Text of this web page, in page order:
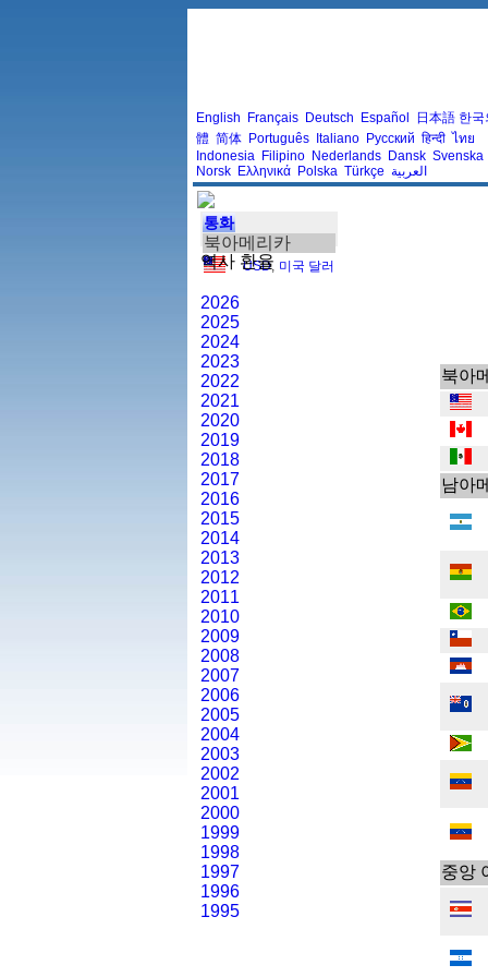
English Français Deutsch Español 日本語 한국
體 简体 Português Italiano Русский हिन्दी ไทย
Indonesia Filipino Nederlands Dansk Svenska
Norsk Ελληνικά Polska Türkçe العربية
통화
북아메리카
USD, 미국 달러
역사 환율
2026
2025
2024
2023
2022
2021
2020
2019
2018
2017
2016
2015
2014
2013
2012
2011
2010
2009
2008
2007
2006
2005
2004
2003
2002
2001
2000
1999
1998
1997
1996
1995
북아
남아
중앙